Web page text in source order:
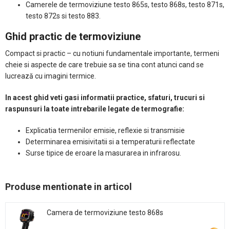
Camerele de termoviziune testo 865s, testo 868s, testo 871s,
testo 872s si testo 883.
Ghid practic de termoviziune
Compact si practic – cu notiuni fundamentale importante, termeni
cheie si aspecte de care trebuie sa se tina cont atunci cand se
lucrează cu imagini termice.
In acest ghid veti gasi informatii practice, sfaturi, trucuri si
raspunsuri la toate intrebarile legate de termografie:
Explicatia termenilor emisie, reflexie si transmisie
Determinarea emisivitatii si a temperaturii reflectate
Surse tipice de eroare la masurarea in infrarosu.
Produse mentionate in articol
Camera de termoviziune testo 868s